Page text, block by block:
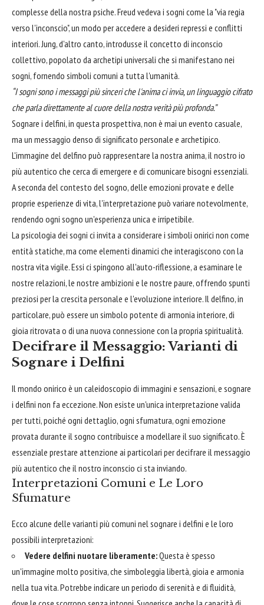
complesse della nostra psiche. Freud vedeva i sogni come la "via regia
verso l'inconscio", un modo per accedere a desideri repressi e conflitti
interiori. Jung, d'altro canto, introdusse il concetto di inconscio
collettivo, popolato da archetipi universali che si manifestano nei
sogni, fornendo simboli comuni a tutta l'umanità.
“I sogni sono i messaggi più sinceri che l'anima ci invia, un linguaggio cifrato
che parla direttamente al cuore della nostra verità più profonda.”
Sognare i delfini, in questa prospettiva, non è mai un evento casuale,
ma un messaggio denso di significato personale e archetipico.
L'immagine del delfino può rappresentare la nostra anima, il nostro io
più autentico che cerca di emergere e di comunicare bisogni essenziali.
A seconda del contesto del sogno, delle emozioni provate e delle
proprie esperienze di vita, l'interpretazione può variare notevolmente,
rendendo ogni sogno un'esperienza unica e irripetibile.
La psicologia dei sogni ci invita a considerare i simboli onirici non come
entità statiche, ma come elementi dinamici che interagiscono con la
nostra vita vigile. Essi ci spingono all'auto-riflessione, a esaminare le
nostre relazioni, le nostre ambizioni e le nostre paure, offrendo spunti
preziosi per la crescita personale e l'evoluzione interiore. Il delfino, in
particolare, può essere un simbolo potente di armonia interiore, di
gioia ritrovata o di una nuova connessione con la propria spiritualità.
Decifrare il Messaggio: Varianti di
Sognare i Delfini
Il mondo onirico è un caleidoscopio di immagini e sensazioni, e sognare
i delfini non fa eccezione. Non esiste un'unica interpretazione valida
per tutti, poiché ogni dettaglio, ogni sfumatura, ogni emozione
provata durante il sogno contribuisce a modellare il suo significato. È
essenziale prestare attenzione ai particolari per decifrare il messaggio
più autentico che il nostro inconscio ci sta inviando.
Interpretazioni Comuni e Le Loro
Sfumature
Ecco alcune delle varianti più comuni nel sognare i delfini e le loro
possibili interpretazioni:
Vedere delfini nuotare liberamente:Questa è spesso
un'immagine molto positiva, che simboleggia libertà, gioia e armonia
nella tua vita. Potrebbe indicare un periodo di serenità e di fluidità,